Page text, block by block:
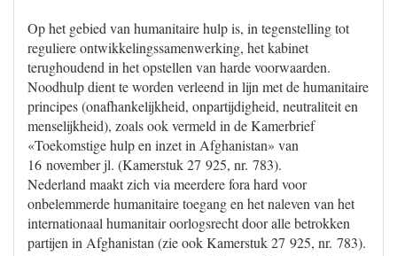
Op het gebied van humanitaire hulp is, in tegenstelling tot
reguliere ontwikkelingssamenwerking, het kabinet
terughoudend in het opstellen van harde voorwaarden.
Noodhulp dient te worden verleend in lijn met de humanitaire
principes (onafhankelijkheid, onpartijdigheid, neutraliteit en
menselijkheid), zoals ook vermeld in de Kamerbrief
«Toekomstige hulp en inzet in Afghanistan» van
16 november jl. (Kamerstuk 27 925, nr. 783).
Nederland maakt zich via meerdere fora hard voor
onbelemmerde humanitaire toegang en het naleven van het
internationaal humanitair oorlogsrecht door alle betrokken
partijen in Afghanistan (zie ook Kamerstuk 27 925, nr. 783).